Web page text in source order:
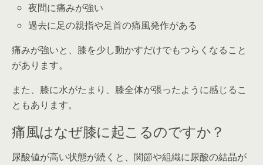
夜間に痛みが強い
過去に足の親指や足首の痛風発作がある
痛みが強いと、膝を少し動かすだけでもつらくなること
があります。
また、膝に水がたまり、膝全体が張ったように感じるこ
ともあります。
痛風はなぜ膝に起こるのですか？
尿酸値が高い状態が続くと、関節や組織に尿酸の結晶が